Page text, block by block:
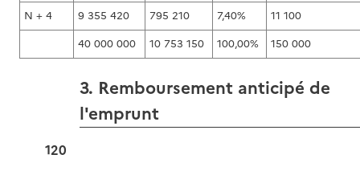
N + 4 9 355 420 795 210 7,40%
11 100
40 000 000
10 753 150 100,00% 150 000
3. Remboursement anticipé de
l'emprunt
120